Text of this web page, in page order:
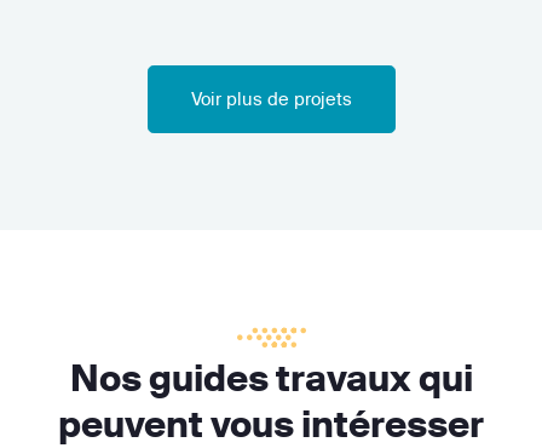
Voir plus de projets
Nos guides travaux qui
peuvent vous intéresser